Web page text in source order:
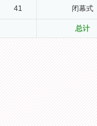
41 闭幕式
总计